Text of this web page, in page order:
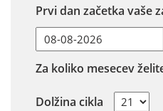
Prvi dan začetka vaše
Za koliko mesecev
Dolžina cikla